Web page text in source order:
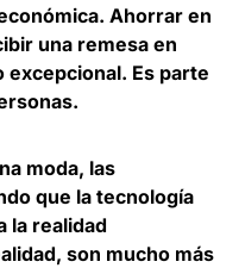
Ahorrar en
una remesa en
excepcional. Es parte
moda, las
que la tecnología
la realidad
son mucho más